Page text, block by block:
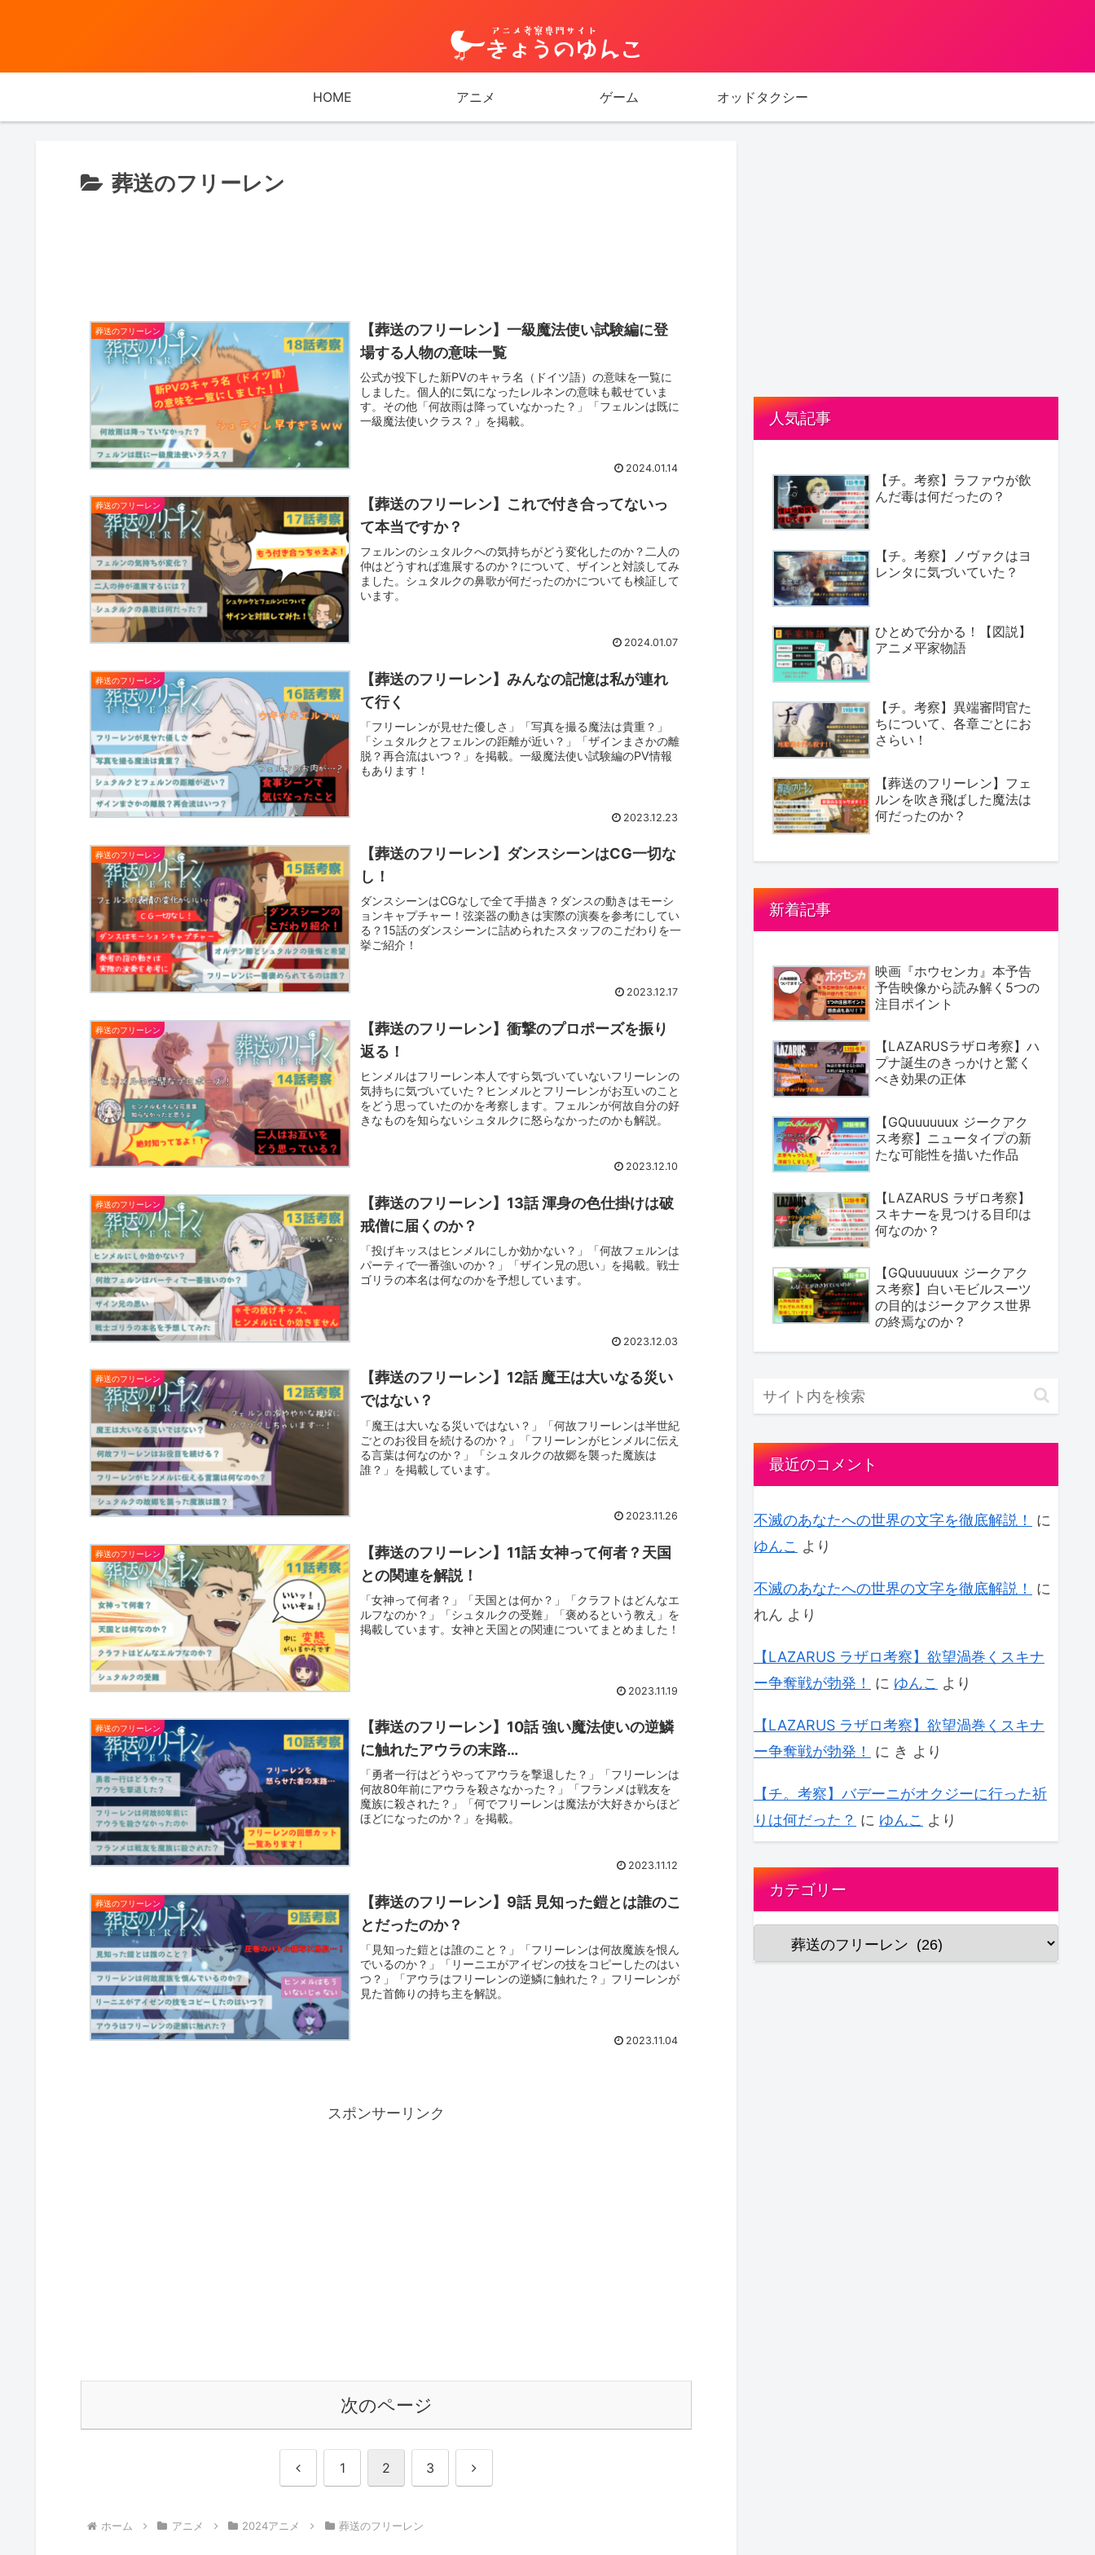
HOME アニメ ゲーム オッドタクシー
葬送のフリーレン
葬送のフリーレン
【葬送のフリーレン】一級魔法使い試験編に登
場する人物の意味一覧
公式が投下した新PVのキャラ名（ドイツ語）の意味を一覧に
しました。個人的に気になったレルネンの意味も載せていま
す。その他「何故雨は降っていなかった？」「フェルンは既に
一級魔法使いクラス？」を掲載。
2024.01.14
葬送のフリーレン
【葬送のフリーレン】これで付き合ってないっ
て本当ですか？
フェルンのシュタルクへの気持ちがどう変化したのか？二人の
仲はどうすれば進展するのか？について、ザインと対談してみ
ました。シュタルクの鼻歌が何だったのかについても検証して
います。
2024.01.07
葬送のフリーレン
【葬送のフリーレン】みんなの記憶は私が連れ
て行く
「フリーレンが見せた優しさ」「写真を撮る魔法は貴重？」
「シュタルクとフェルンの距離が近い？」「ザインまさかの離
脱？再合流はいつ？」を掲載。一級魔法使い試験編のPV情報
もあります！
2023.12.23
葬送のフリーレン
【葬送のフリーレン】ダンスシーンはCG一切な
し！
ダンスシーンはCGなしで全て手描き？ダンスの動きはモーシ
ョンキャプチャー！弦楽器の動きは実際の演奏を参考にしてい
る？15話のダンスシーンに詰められたスタッフのこだわりを一
挙ご紹介！
2023.12.17
葬送のフリーレン
【葬送のフリーレン】衝撃のプロポーズを振り
返る！
ヒンメルはフリーレン本人ですら気づいていないフリーレンの
気持ちに気づいていた？ヒンメルとフリーレンがお互いのこと
をどう思っていたのかを考察します。フェルンが何故自分の好
きなものを知らないシュタルクに怒らなかったのかも解説。
2023.12.10
葬送のフリーレン
【葬送のフリーレン】13話 渾身の色仕掛けは破
戒僧に届くのか？
「投げキッスはヒンメルにしか効かない？」「何故フェルンは
パーティで一番強いのか？」「ザイン兄の思い」を掲載。戦士
ゴリラの本名は何なのかを予想しています。
2023.12.03
葬送のフリーレン
【葬送のフリーレン】12話 魔王は大いなる災い
ではない？
「魔王は大いなる災いではない？」「何故フリーレンは半世紀
ごとのお役目を続けるのか？」「フリーレンがヒンメルに伝え
る言葉は何なのか？」「シュタルクの故郷を襲った魔族は
誰？」を掲載しています。
2023.11.26
葬送のフリーレン
【葬送のフリーレン】11話 女神って何者？天国
との関連を解説！
「女神って何者？」「天国とは何か？」「クラフトはどんなエ
ルフなのか？」「シュタルクの受難」「褒めるという教え」を
掲載しています。女神と天国との関連についてまとめました！
2023.11.19
葬送のフリーレン
【葬送のフリーレン】10話 強い魔法使いの逆鱗
に触れたアウラの末路…
「勇者一行はどうやってアウラを撃退した？」「フリーレンは
何故80年前にアウラを殺さなかった？」「フランメは戦友を
魔族に殺された？」「何でフリーレンは魔法が大好きからほど
ほどになったのか？」を掲載。
2023.11.12
葬送のフリーレン
【葬送のフリーレン】9話 見知った鎧とは誰のこ
とだったのか？
「見知った鎧とは誰のこと？」「フリーレンは何故魔族を恨ん
でいるのか？」「リーニエがアイゼンの技をコピーしたのはい
つ？」「アウラはフリーレンの逆鱗に触れた？」フリーレンが
見た首飾りの持ち主を解説。
2023.11.04
スポンサーリンク
次のページ
前 1 2 3 次
ホーム アニメ 2024アニメ 葬送のフリーレン
人気記事
【チ。考察】ラファウが飲
んだ毒は何だったの？
【チ。考察】ノヴァクはヨ
レンタに気づいていた？
ひとめで分かる！【図説】
アニメ平家物語
【チ。考察】異端審問官た
ちについて、各章ごとにお
さらい！
【葬送のフリーレン】フェ
ルンを吹き飛ばした魔法は
何だったのか？
新着記事
映画『ホウセンカ』本予告
予告映像から読み解く5つの
注目ポイント
【LAZARUSラザロ考察】ハ
プナ誕生のきっかけと驚く
べき効果の正体
【GQuuuuuux ジークアク
ス考察】ニュータイプの新
たな可能性を描いた作品
【LAZARUS ラザロ考察】
スキナーを見つける目印は
何なのか？
【GQuuuuuux ジークアク
ス考察】白いモビルスーツ
の目的はジークアクス世界
の終焉なのか？
最近のコメント
不滅のあなたへの世界の文字を徹底解説！
に
ゆんこ より
不滅のあなたへの世界の文字を徹底解説！
に
れん より
【LAZARUS ラザロ考察】欲望渦巻くスキナ
ー争奪戦が勃発！
に ゆんこ より
【LAZARUS ラザロ考察】欲望渦巻くスキナ
ー争奪戦が勃発！
に き より
【チ。考察】バデーニがオクジーに行った祈
りは何だった？ に ゆんこ より
カテゴリー